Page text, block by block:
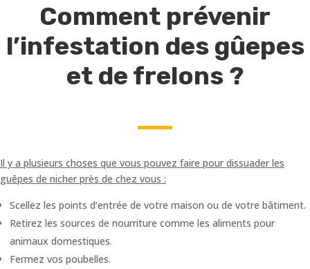
Comment prévenir
l’infestation des gûepes
et de frelons ?
Il y a plusieurs choses que vous pouvez faire pour dissuader les
guêpes de nicher près de chez vous :
Scellez les points d’entrée de votre maison ou de votre bâtiment.
Retirez les sources de nourriture comme les aliments pour
animaux domestiques.
Fermez vos poubelles.